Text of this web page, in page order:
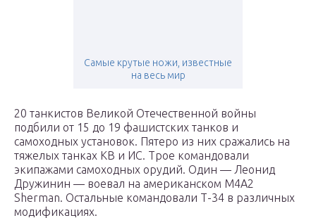
Самые крутые ножи, известные
на весь мир
20 танкистов Великой Отечественной войны
подбили от 15 до 19 фашистских танков и
самоходных установок. Пятеро из них сражались на
тяжелых танках КВ и ИС. Трое командовали
экипажами самоходных орудий. Один — Леонид
Дружинин — воевал на американском M4A2
Sherman. Остальные командовали Т-34 в различных
модификациях.